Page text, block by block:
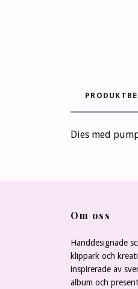
Dies med
Om oss
Handdesignade
klippark och
inspirerade av
album och